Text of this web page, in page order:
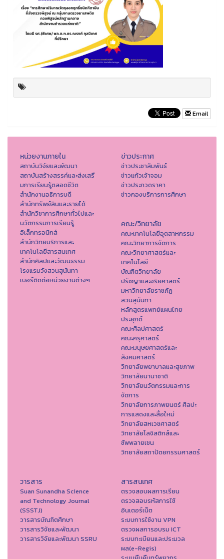
Email
หน่วยงานภายใน
สถาบันวิจัยและพัฒนา
สถาบันสร้างสรรค์และส่งเสรื
มการเรียนรู้ตลอดชีวิต
สำนักงานอธิการบดี
สำนักทรัพย์สินและรายได้
สำนักวิชาการศึกษาทั่วไปและ
นวัตกรรมการเรียนรู้
อิเล็กทรอนิกส์
สำนักวิทยบริการและ
เทคโนโลยีสารสนเทศ
สำนักศิลปและวัฒนธรรม
โรงแรมวังสวนสุนันทา
เบอร์ติดต่อหน่วยงานต่างๆ
ข่าวประกาศ
ข่าวประชาสัมพันธ์
ข่าวแก้วเจ้าจอม
ข่าวประกวดราคา
ข่าวกองบริการการศึกษา
คณะ/วิทยาลัย
คณะเทคโนโลยีอุตสาหกรรม
คณะวิทยาการจัดการ
คณะวิทยาศาสตร์และ
เทคโนโลยี
บัณฑิตวิทยาลัย
ปรัชญาและจริยศาสตร์
มหาวิทยาลัยราชภัฏ
สวนสุนันทา
หลักสูตรแพทย์แผนไทย
ประยุกต์
คณะศิลปศาสตร์
คณะครุศาสตร์
คณะมนุษยศาสตร์และ
สังคมศาสตร์
วิทยาลัยพยาบาลและสุขภาพ
วิทยาลัยนานาชาติ
วิทยาลัยนวัตกรรมและการ
จัดการ
วิทยาลัยการภาพยนตร์ ศิลปะ
การแสดงและสื่อใหม่
วิทยาลัยสหเวชศาสตร์
วิทยาลัยโลจิสติกส์และ
ซัพพลายเชน
วิทยาลัยสถาปัตยกรรมศาสตร์
วารสาร
Suan Sunandha Science
and Technology Journal
(SSSTJ)
วารสารบัณฑิตศึกษา
วารสารวิจัยและพัฒนา
วารสารวิจัยและพัฒนา SSRU
สารสนเทศ
ตรวจสอบผลการเรียน
ตรวจสอบรหัสการใช้
อินเตอร์เน็ต
ระบบการใช้งาน VPN
ตรวจผลการอบรม ICT
ระบบทะเบียนและประมวล
ผล(e-Regis)